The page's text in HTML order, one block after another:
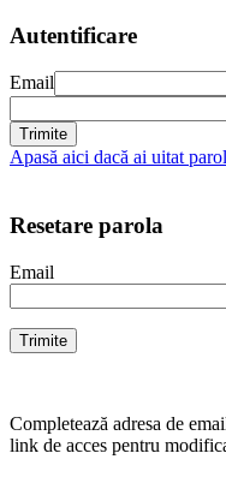
Autentificare
Email
Apasă aici dacă ai uitat
Resetare parola
Email
Completează adresa de
link de acces pentru